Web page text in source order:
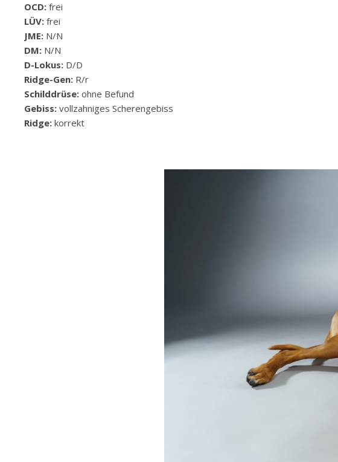
OCD: frei
LÜV: frei
JME: N/N
DM: N/N
D-Lokus: D/D
Ridge-Gen: R/r
Schilddrüse: ohne Befund
Gebiss: vollzahniges Scherengebiss
Ridge: korrekt